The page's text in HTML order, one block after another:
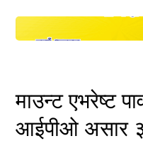
इन्स्योरेन्स
अटो
माउन्ट एभरेष्ट
आईपीओ असार ३